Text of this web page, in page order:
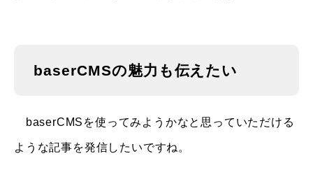
baserCMSの魅力も伝えたい
baserCMSを使ってみようかなと思っていただける
ような記事を発信したいですね。